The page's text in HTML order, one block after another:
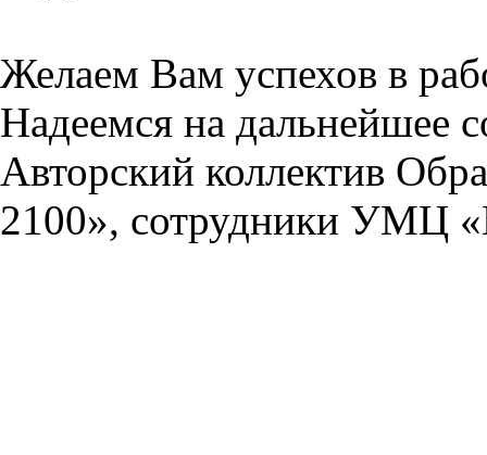
Желаем Вам успехов в
Надеемся на дальнейшее
Авторский коллектив
2100», сотрудники УМЦ